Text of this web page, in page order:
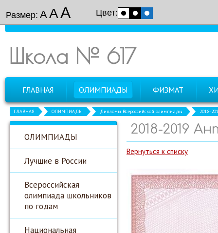
Размер: ААА Цвет:
Школа № 617
ГЛАВНАЯ ОЛИМПИАДЫ ФИЗМАТ
ГЛАВНАЯ ОЛИМПИАДЫ Дипломы Всероссийской олимпиады 2018-
ОЛИМПИАДЫ
Лучшие в России
Всероссийская
олимпиада школьников
по годам
Национальная
2018-2019
Вернуться к списку